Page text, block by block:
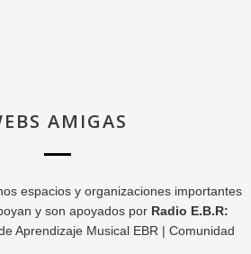
AMIGAS
espacios y organizaciones importantes
y son apoyados por Radio E.B.R:
Aprendizaje Musical EBR | Comunidad